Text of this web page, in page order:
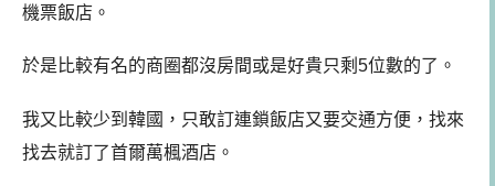
機票飯店。
於是比較有名的商圈都沒房間或是好貴只剩5位數的了。
我又比較少到韓國，只敢訂連鎖飯店又要交通方便，找來
找去就訂了首爾萬楓酒店。